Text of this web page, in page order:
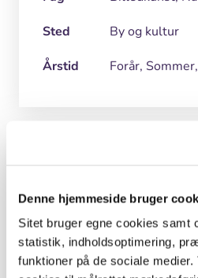
Denne hjemmeside bruger
Sitet bruger egne cookies samt
statistik, indholdsoptimering,
funktioner på de sociale medier.
Sted
By og kultur
Årstid
Forår,
Til papirfremstilling skal du
Stor balje (større end